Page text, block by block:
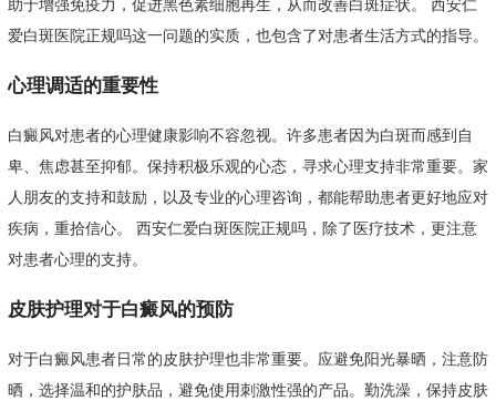
助于增强免疫力，促进黑色素细胞再生，从而改善白斑症状。 西安仁
爱白斑医院正规吗这一问题的实质，也包含了对患者生活方式的指导。
心理调适的重要性
白癜风对患者的心理健康影响不容忽视。许多患者因为白斑而感到自
卑、焦虑甚至抑郁。保持积极乐观的心态，寻求心理支持非常重要。家
人朋友的支持和鼓励，以及专业的心理咨询，都能帮助患者更好地应对
疾病，重拾信心。 西安仁爱白斑医院正规吗，除了医疗技术，更注意
对患者心理的支持。
皮肤护理对于白癜风的预防
对于白癜风患者日常的皮肤护理也非常重要。应避免阳光暴晒，注意防
晒，选择温和的护肤品，避免使用刺激性强的产品。勤洗澡，保持皮肤